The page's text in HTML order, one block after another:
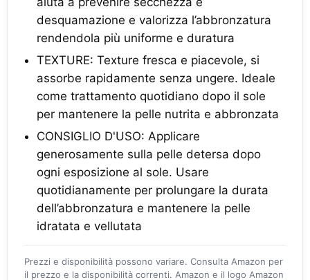
desquamazione e valorizza l’abbronzatura
rendendola più uniforme e duratura
TEXTURE: Texture fresca e piacevole, si
assorbe rapidamente senza ungere. Ideale
come trattamento quotidiano dopo il sole
per mantenere la pelle nutrita e abbronzata
CONSIGLIO D'USO: Applicare
generosamente sulla pelle detersa dopo
ogni esposizione al sole. Usare
quotidianamente per prolungare la durata
dell’abbronzatura e mantenere la pelle
idratata e vellutata
Prezzi e disponibilità possono variare. Consulta Amazon per
il prezzo e la disponibilità correnti. Amazon e il logo Amazon